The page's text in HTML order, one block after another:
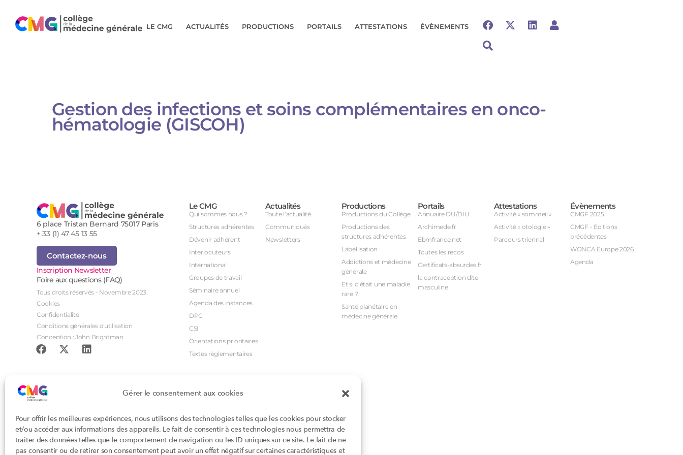
Gérer le consentement aux cookies
Pour offrir les meilleures expériences, nous utilisons des technologies telles que les cookies pour stocker
et/ou accéder aux informations des appareils. Le fait de consentir à ces technologies nous permettra de
traiter des données telles que le comportement de navigation ou les ID uniques sur ce site. Le fait de ne
pas consentir ou de retirer son consentement peut avoir un effet négatif sur certaines caractéristiques et
LE CMG ACTUALITÉS PRODUCTIONS PORTAILS ATTESTATIONS ÉVÈNEMENTS
Gestion des infections et soins complémentaires en onco-
hématologie (GISCOH) ​
6 place Tristan Bernard 75017 Paris
+ 33 (1) 47 45 13 55
Contactez-nous
Inscription Newsletter
Foire aux questions (FAQ)
Tous droits réservés - Novembre 2023
Cookies
Confidentialité
Conditions générales d'utilisation
Conception : John Brightman
Le CMG
Qui sommes nous ?
Structures adhérentes
Dévenir adhérent
Interlocuteurs
International
Groupes de travail
Séminaire annuel
Agenda des instances
DPC
CSI
Orientations prioritaires
Textes règlementaires
Actualités
Toute l’actualité
Communiqués
Newsletters
Productions
Productions du Collège
Productions des
structures adhérentes
Labellisation
Addictions et médecine
générale
Et si c’était une maladie
rare ?
Santé planétaire en
médecine générale
Portails
Annuaire DU/DIU
Archimede.fr
Ebmfrance.net
Toutes les recos
Certificats-absurdes.fr
la contraception dite
masculine
Attestations
Activité « sommeil »
Activité « otologie »
Parcours triennal
Évènements
CMGF 2025
CMGF - Editions
précédentes
WONCA Europe 2026
Agenda